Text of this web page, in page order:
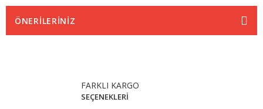
ÖNERİLERİNİZ
FARKLI KARGO
SEÇENEKLERİ